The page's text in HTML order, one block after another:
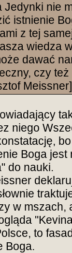
Jedynki nie
istnienie
z tej
wiedza
dawać
czy też
niego
Boga
do nauki.
w mszach,
to
Boga.